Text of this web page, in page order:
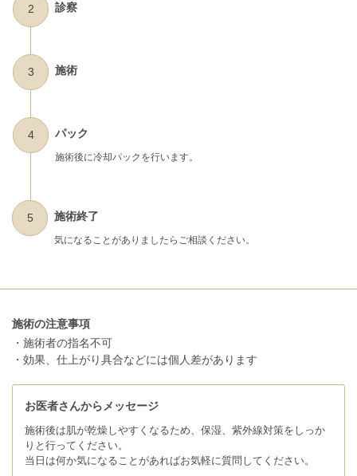
2 診察
3 施術
4 パック
施術後に冷却パックを行います。
5 施術終了
気になることがありましたらご相談ください。
施術の注意事項
・施術者の指名不可
・効果、仕上がり具合などには個人差があります
お医者さんからメッセージ
施術後は肌が乾燥しやすくなるため、保湿、紫外線対策をしっか
りと行ってください。
当日は何か気になることがあればお気軽に質問してください。